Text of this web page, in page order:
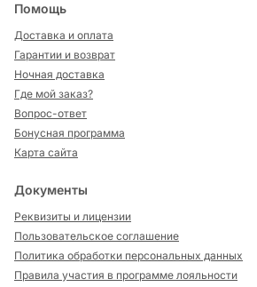
Помощь
Доставка и оплата
Гарантии и возврат
Ночная доставка
Где мой заказ?
Вопрос-ответ
Бонусная программа
Карта сайта
Документы
Реквизиты и лицензии
Пользовательское соглашение
Политика обработки персональных данных
Правила участия в программе лояльности